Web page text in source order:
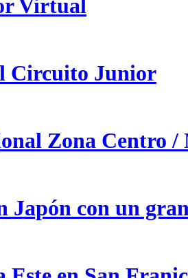
Virtual
Circuito Junior
Zona Centro /
con un